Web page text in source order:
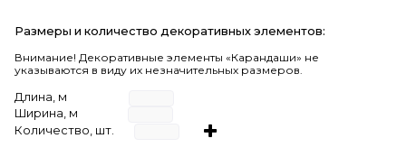
Размеры и количество декоративных элементов:
Внимание! Декоративные элементы «Карандаши» не
указываются в виду их незначительных размеров.
Длина, м
Ширина, м
Количество, шт.